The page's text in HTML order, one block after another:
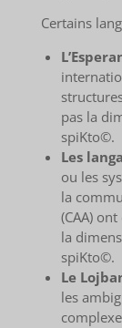
Certains
pas la
spiKto©.
Les
ou les
la
(CAA)
la
spiKto©.
Le
les